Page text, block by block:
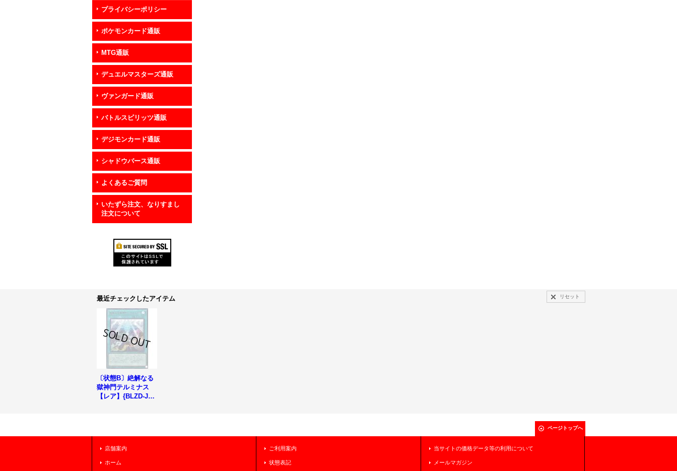
プライバシーポリシー
ポケモンカード通販
MTG通販
デュエルマスターズ通販
ヴァンガード通販
バトルスピリッツ通販
デジモンカード通販
シャドウバース通販
よくあるご質問
いたずら注文、なりすまし
注文について
最近チェックしたアイテム リセット
〔状態B〕絶解なる
獄神門テルミナス
【レア】{BLZD-JP0
ページトップへ
店舗案内
ホーム
ご利用案内
状態表記
当サイトの価格データ等の利用について
メールマガジン